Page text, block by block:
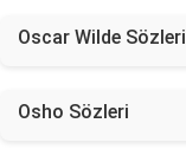
Oscar Wilde Sözleri
Osho Sözleri